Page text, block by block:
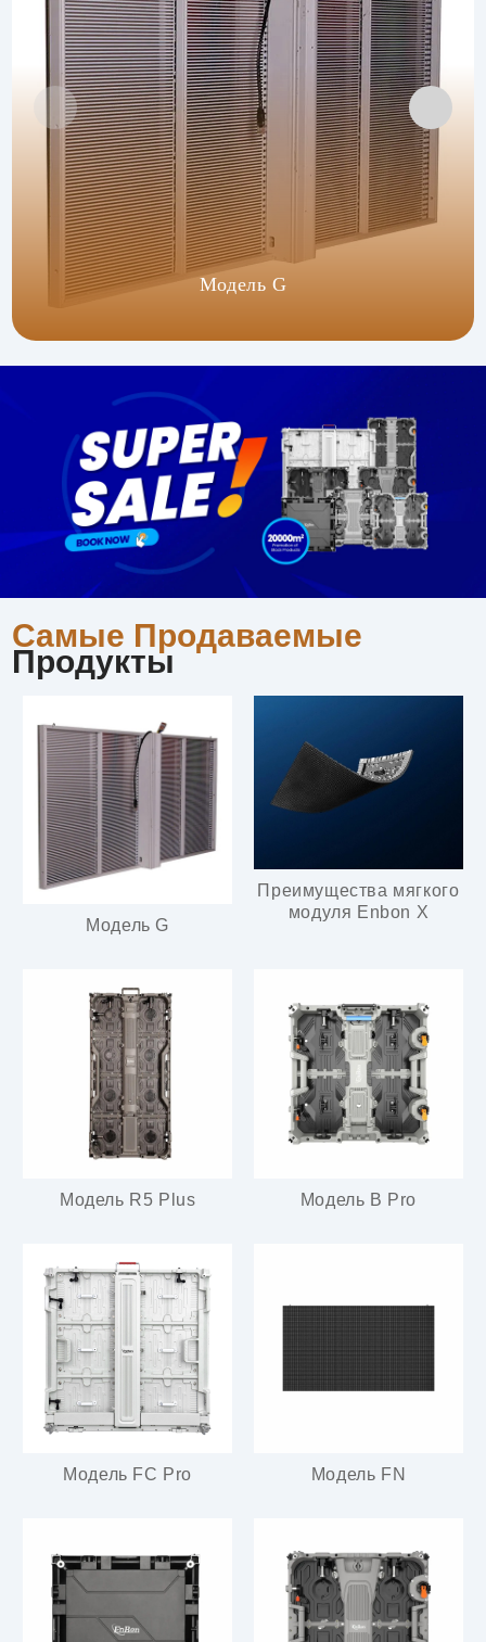
Модель G
Самые Продаваемые
Продукты
Модель G
Преимущества мягкого
модуля Enbon X
Модель R5 Plus Модель B Pro
Модель FC Pro Модель FN